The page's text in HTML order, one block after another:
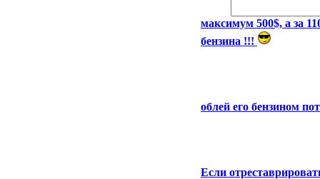
максимум 500$, а за
бензина !!!
облей его бензином
Если